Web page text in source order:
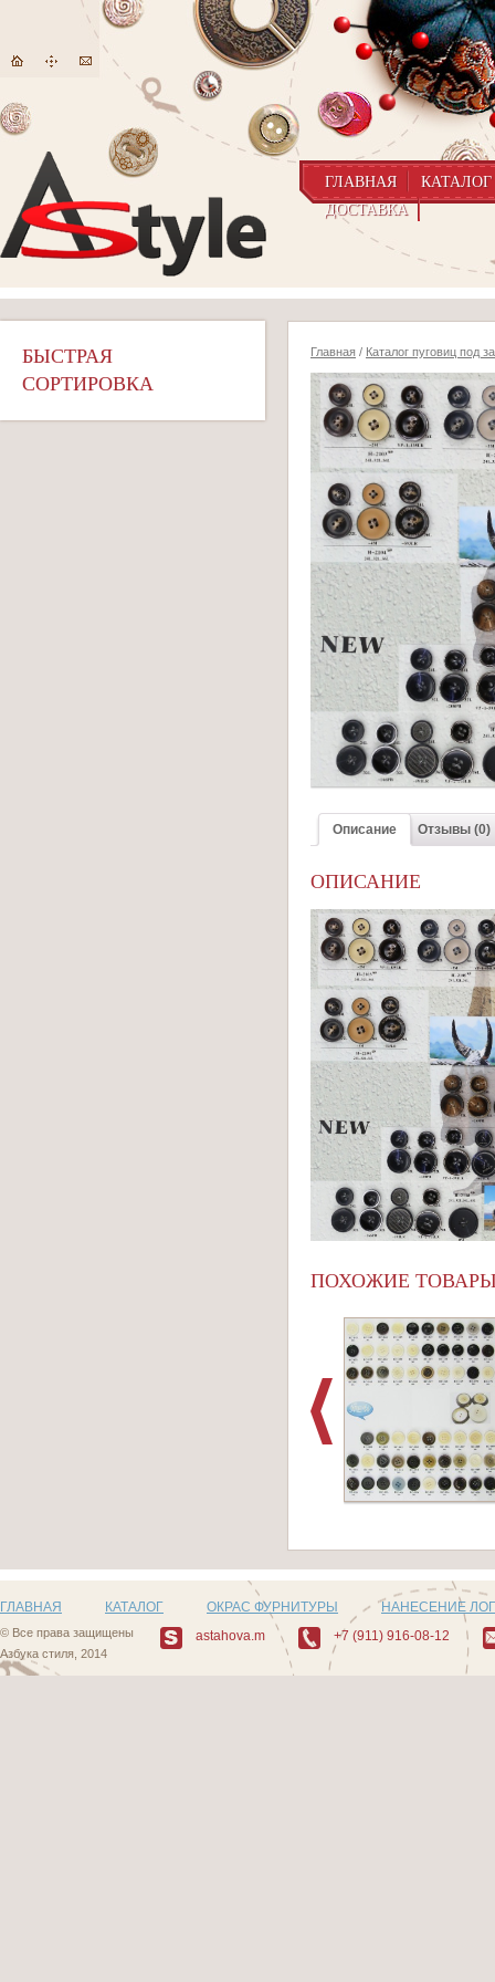
ГЛАВНАЯ
КАТАЛОГ
ДОСТАВКА
БЫСТРАЯ
СОРТИРОВКА
Главная / Каталог пуговиц под
Описание Отзывы (0)
ОПИСАНИЕ
ПОХОЖИЕ
ГЛАВНАЯ КАТАЛОГ ОКРАС ФУРНИТУРЫ НАНЕСЕНИЕ
© Все права защищены
Азбука стиля, 2014
astahova.m +7 (911) 916-08-12